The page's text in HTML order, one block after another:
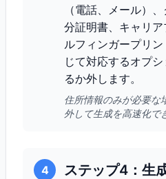
（電話、メール）
分証明書、キャリ
ルフィンガープリ
じて対応するオプ
るか外します。
住所情報のみが必要な
外して生成を高速化で
4 ステップ4：生